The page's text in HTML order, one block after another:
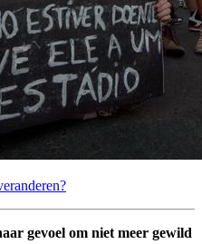
gevoel om niet meer gewild